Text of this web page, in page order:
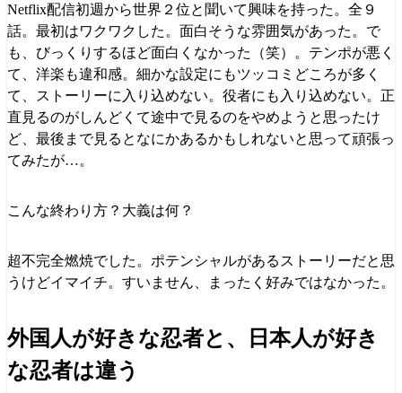
Netflix配信初週から世界２位と聞いて興味を持った。全９
話。最初はワクワクした。面白そうな雰囲気があった。で
も、びっくりするほど面白くなかった（笑）。テンポが悪く
て、洋楽も違和感。細かな設定にもツッコミどころが多く
て、ストーリーに入り込めない。役者にも入り込めない。正
直見るのがしんどくて途中で見るのをやめようと思ったけ
ど、最後まで見るとなにかあるかもしれないと思って頑張っ
てみたが…。
こんな終わり方？大義は何？
超不完全燃焼でした。ポテンシャルがあるストーリーだと思
うけどイマイチ。すいません、まったく好みではなかった。
外国人が好きな忍者と、日本人が好き
な忍者は違う